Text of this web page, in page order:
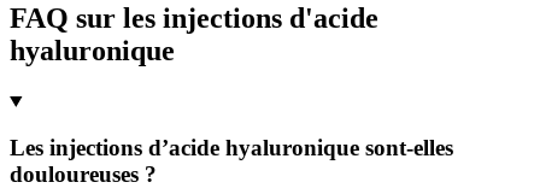
FAQ sur les injections d'acide
hyaluronique
Les injections d’acide hyaluronique sont-elles
douloureuses ?